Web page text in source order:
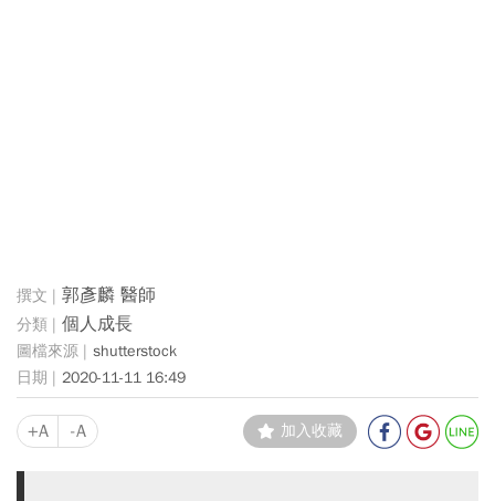
郭彥麟 醫師
個人成長
shutterstock
2020-11-11 16:49
+A -A 加入收藏